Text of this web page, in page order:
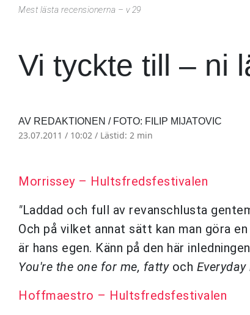
Mest lästa recensionerna – v 29
Vi tyckte till – ni
AV REDAKTIONEN / FOTO: FILIP MIJATOVIC
23.07.2011 / 10:02 / Lästid: 2 min
Morrissey – Hultsfredsfestivalen
"Laddad och full av revanschlusta
Och på vilket annat sätt kan man göra
är hans egen. Känn på den här
You're the one for me, fattyoch
Hoffmaestro – Hultsfredsfestivalen